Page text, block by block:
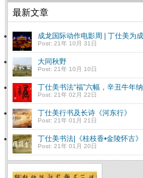
最新文章
成龙国际动作电影周 | 丁仕美为
Post: 21年 10月 31日
大同秋野
Post: 21年 10月 10日
丁仕美书法“福”六幅，辛丑牛年
Post: 21年 02月 22日
丁仕美行书及长诗《河东行》
Post: 21年 01月 21日
丁仕美书法|《桂枝香•金陵怀古》
Post: 21年 01月 20日